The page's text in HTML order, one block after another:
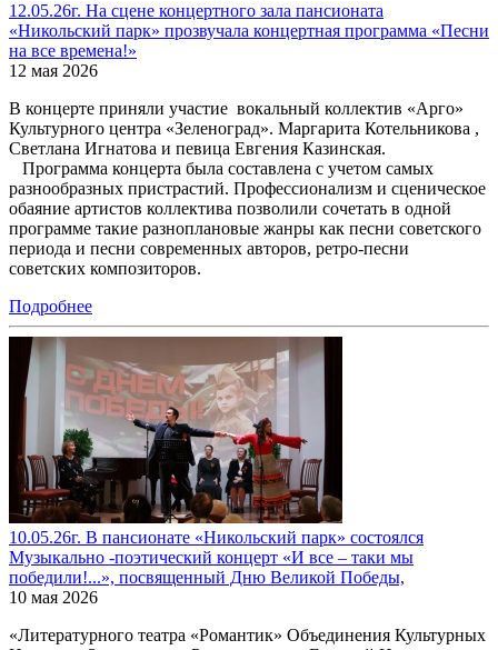
12.05.26г. На сцене концертного зала пансионата
«Никольский парк» прозвучала концертная программа «Песни
на все времена!»
12 мая 2026
В концерте приняли участие вокальный коллектив «Арго»
Культурного центра «Зеленоград». Маргарита Котельникова ,
Светлана Игнатова и певица Евгения Казинская.
Программа концерта была составлена с учетом самых
разнообразных пристрастий. Профессионализм и сценическое
обаяние артистов коллектива позволили сочетать в одной
программе такие разноплановые жанры как песни советского
периода и песни современных авторов, ретро-песни
советских композиторов.
Подробнее
10.05.26г. В пансионате «Никольский парк» состоялся
Музыкально -поэтический концерт «И все – таки мы
победили!...», посвященный Дню Великой Победы,
10 мая 2026
«Литературного театра «Романтик» Объединения Культурных